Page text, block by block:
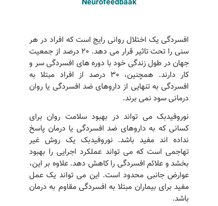
Neurofeedbaak
افسردگی یک اختلال روانی رایج است که افراد در هر
سنی را تحت تاثیر قرار می دهد. 20 درصد از جمعیت
جهان در طول زندگی خود با دوره های افسردگی سر و
کار دارند. همچنین، 30 درصد از افراد مبتلا به
افسردگی به تنهایی از داروهای ضد افسردگی یا روان
درمانی سود نمی برند.
نوروفیدبک می تواند در بهبود سلامت روان برای
کسانی که به داروهای ضد افسردگی یا درمان پاسخ
نداده اند مفید باشد. نوروفیدبک یک روش غیر
تهاجمی است که می تواند عملکرد اجرایی را بهبود
بخشد و علائم افسردگی را کاهش دهد. علاوه بر این،
عوارض جانبی محدود است. این می تواند یک عمل
مفید برای بیماران مبتلا به افسردگی مقاوم به درمان
باشد.